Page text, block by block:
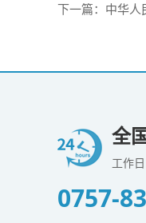
下一篇： 中华人
全
工作
0757-